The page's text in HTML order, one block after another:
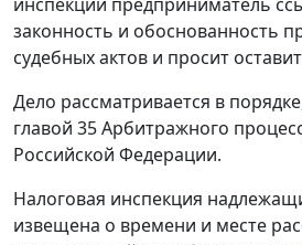
инспекции предприниматель
законность и обоснованность
судебных актов и просит
Дело рассматривается в
главой 35Арбитражного
Российской Федерации.
Налоговая инспекция
извещена о времени и месте